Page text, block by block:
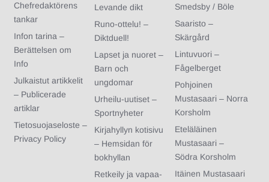
Chefredaktörens
tankar
Infon tarina –
Berättelsen om
Info
Julkaistut artikkelit
– Publicerade
artiklar
Tietosuojaseloste –
Privacy Policy
Levande dikt
Runo-ottelu! –
Diktduell!
Lapset ja nuoret –
Barn och
ungdomar
Urheilu-uutiset –
Sportnyheter
Kirjahyllyn kotisivu
– Hemsidan för
bokhyllan
Retkeily ja vapaa-
Smedsby / Böle
Saaristo –
Skärgård
Lintuvuori –
Fågelberget
Pohjoinen
Mustasaari – Norra
Korsholm
Eteläläinen
Mustasaari –
Södra Korsholm
Itäinen Mustasaari